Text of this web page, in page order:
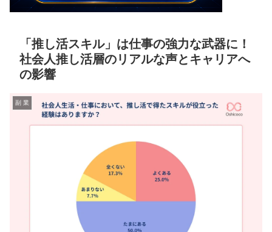
「推し活スキル」は仕事の強力な武器に！
社会人推し活層のリアルな声とキャリアへ
の影響
副 業